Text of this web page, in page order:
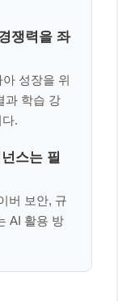
쟁력을 좌
성장을 위
과 학습 강
.
스는 필
버 보안, 규
AI 활용 방